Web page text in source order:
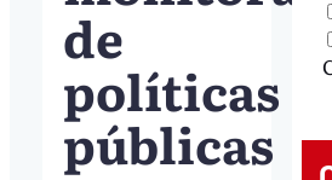
de
políticas
públicas